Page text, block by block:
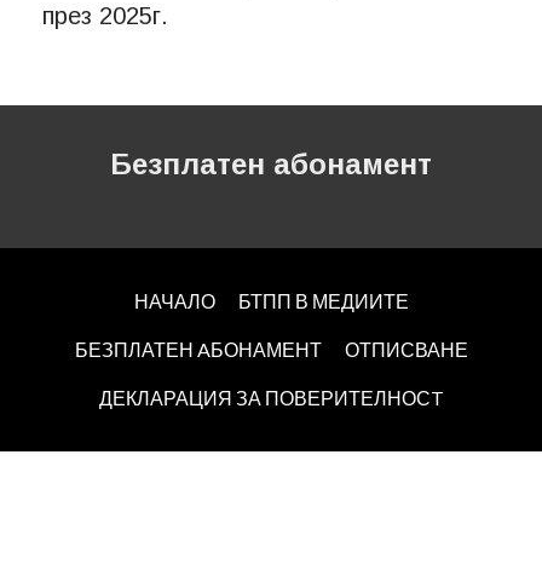
през 2025г.
Безплатен абонамент
НАЧАЛО БТПП В МЕДИИТЕ
БЕЗПЛАТЕН AБОНАМЕНТ ОТПИСВАНЕ
ДЕКЛАРАЦИЯ ЗА ПОВЕРИТЕЛНОСT